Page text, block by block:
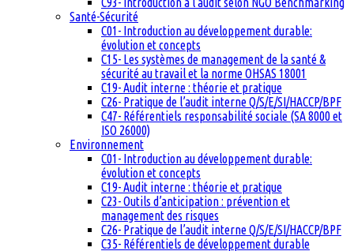
Santé-Sécurité
C01- Introduction au développement durable:
évolution et concepts
C15- Les systèmes de management de la santé &
sécurité au travail et la norme OHSAS 18001
C19- Audit interne : théorie et pratique
C26- Pratique de l’audit interne Q/S/E/SI/HACCP/BPF
C47- Référentiels responsabilité sociale (SA 8000 et
ISO 26000)
Environnement
C01- Introduction au développement durable:
évolution et concepts
C19- Audit interne : théorie et pratique
C23- Outils d’anticipation : prévention et
management des risques
C26- Pratique de l’audit interne Q/S/E/SI/HACCP/BPF
C35- Référentiels de développement durable